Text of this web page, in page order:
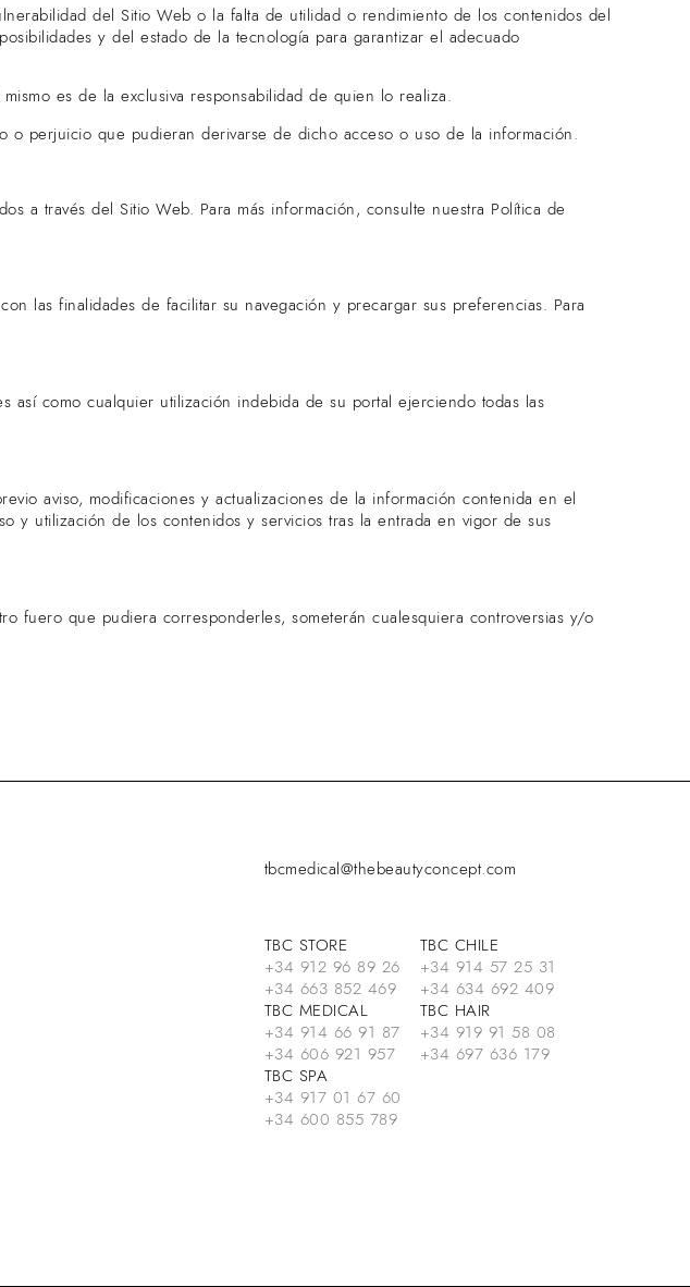
del Sitio Web o la falta de utilidad o rendimiento de los contenidos del
y del estado de la tecnología para garantizar el adecuado
es de la exclusiva responsabilidad de quien lo realiza.
o perjuicio que pudieran derivarse de dicho acceso o uso de la información.
a través del Sitio Web. Para más información, consulte nuestra Política de
las finalidades de facilitar su navegación y precargar sus preferencias. Para
así como cualquier utilización indebida de su portal ejerciendo todas las
aviso, modificaciones y actualizaciones de la información contenida en el
y utilización de los contenidos y servicios tras la entrada en vigor de sus
fuero que pudiera corresponderles, someterán cualesquiera controversias y/o
tbcmedical@thebeautyconcept.com
TBC CHILE
+34 914 57 25 31
+34 634 692 409
TBC HAIR
+34 919 91 58 08
+34 697 636 179
TBC STORE
+34 912 96 89 26
+34 663 852 469
TBC MEDICAL
+34 914 66 91 87
+34 606 921 957
TBC SPA
+34 917 01 67 60
+34 600 855 789